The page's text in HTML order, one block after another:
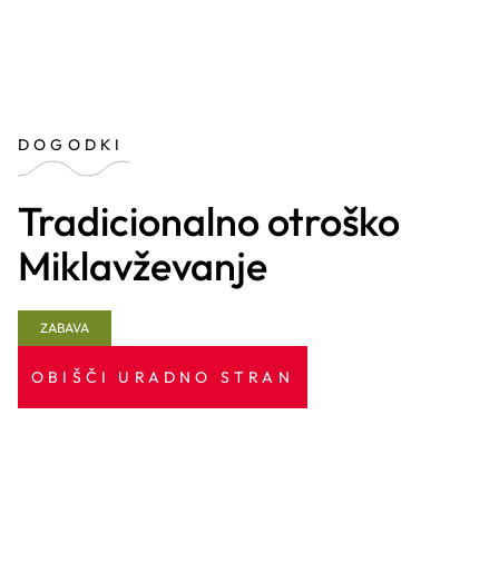
DOGODKI
Tradicionalno otroško
Miklavževanje
ZABAVA
OBIŠČI URADNO STRAN